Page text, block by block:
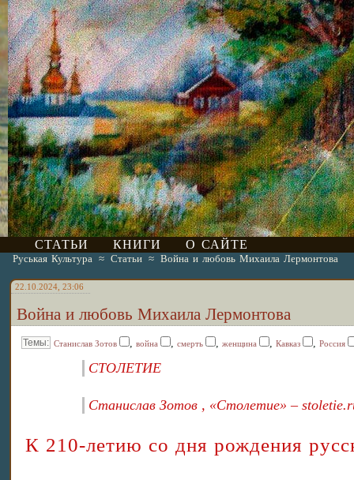
СТАТЬИ КНИГИ О САЙТЕ
Руськая Культура ≈ Статьи ≈ Война и любовь Михаила Лермонтова
22.10.2024, 23:06
Война и любовь Михаила Лермонтова
Станислав Зотов , война , смерть , женщина , Кавказ , Россия
СТОЛЕТИЕ
Станислав Зотов , «Столетие» –
К 210-летию со дня рождения